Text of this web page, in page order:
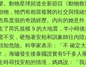
。動物星球頻道全新節目《動物救
物，牠們有相當複雜的社交與情
島度假的奇蹟經歷。內向的她意
了芮氏規模 9 的大地震，半小時
不安，硬拖著安柏和訓象師往內
知危險。科學家表示：「不 確定
」海嘯發生後泰國證實有5千多
時尋找安柏的情境，媽媽說：「